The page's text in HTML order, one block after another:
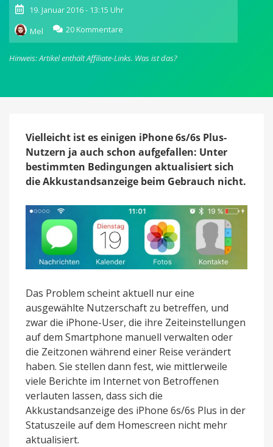
19. Januar 2016 - 13:15 Uhr
Mel
20 Kommentare
iOS-
Basics:
Das
der
Anzeige
auf
dem
iPhone
6s
Hinweis: Artikel enthält Affiliate-Links. Was ist das?
Vielleicht ist es einigen iPhone 6s/6s Plus-
Nutzern ja auch schon aufgefallen: Unter
bestimmten Bedingungen aktualisiert sich
die Akkustandsanzeige beim Gebrauch nicht.
Das Problem scheint aktuell nur eine
ausgewählte Nutzerschaft zu betreffen, und
zwar die iPhone-User, die ihre Zeiteinstellungen
auf dem Smartphone manuell verwalten oder
die Zeitzonen während einer Reise verändert
haben. Sie stellen dann fest, wie mittlerweile
viele Berichte im Internet von Betroffenen
verlauten lassen, dass sich die
Akkustandsanzeige des iPhone 6s/6s Plus in der
Statuszeile auf dem Homescreen nicht mehr
aktualisiert.